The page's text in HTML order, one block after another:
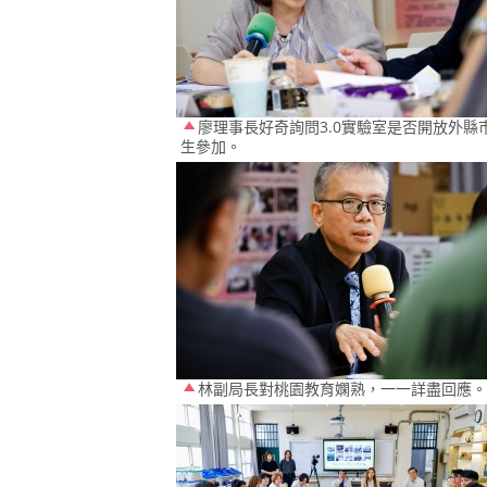
廖理事長好奇詢問3.0實驗室是否開放外縣
生參加。
林副局長對桃園教育嫻熟，一一詳盡回應。